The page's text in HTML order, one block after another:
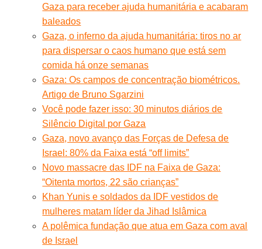
Gaza para receber ajuda humanitária e acabaram
baleados
Gaza, o inferno da ajuda humanitária: tiros no ar
para dispersar o caos humano que está sem
comida há onze semanas
Gaza: Os campos de concentração biométricos.
Artigo de Bruno Sgarzini
Você pode fazer isso: 30 minutos diários de
Silêncio Digital por Gaza
Gaza, novo avanço das Forças de Defesa de
Israel: 80% da Faixa está “off limits”
Novo massacre das IDF na Faixa de Gaza:
“Oitenta mortos, 22 são crianças”
Khan Yunis e soldados da IDF vestidos de
mulheres matam líder da Jihad Islâmica
A polêmica fundação que atua em Gaza com aval
de Israel